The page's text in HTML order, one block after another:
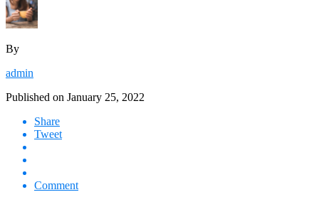
By
admin
Published on January 25, 2022
Share
Tweet
Comment